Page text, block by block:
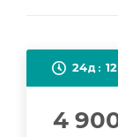
24д 12
4